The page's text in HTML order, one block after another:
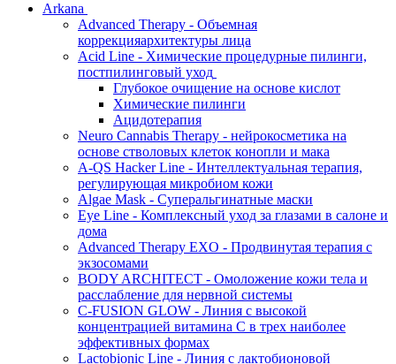
Arkana
Advanced Therapy - Объемная
коррекцияархитектуры лица
Acid Line - Химические процедурные пилинги,
постпилинговый уход
Глубокое очищение на основе кислот
Химические пилинги
Ацидотерапия
Neuro Cannabis Therapy - нейрокосметика на
основе стволовых клеток конопли и мака
A-QS Hacker Line - Интеллектуальная терапия,
регулирующая микробиом кожи
Algae Mask - Суперальгинатные маски
Eye Line - Комплексный уход за глазами в салоне и
дома
Advanced Therapy EXO - Продвинутая терапия с
экзосомами
BODY ARCHITECT - Омоложение кожи тела и
расслабление для нервной системы
C-FUSION GLOW - Линия с высокой
концентрацией витамина C в трех наиболее
эффективных формах
Lactobionic Line - Линия с лактобионовой